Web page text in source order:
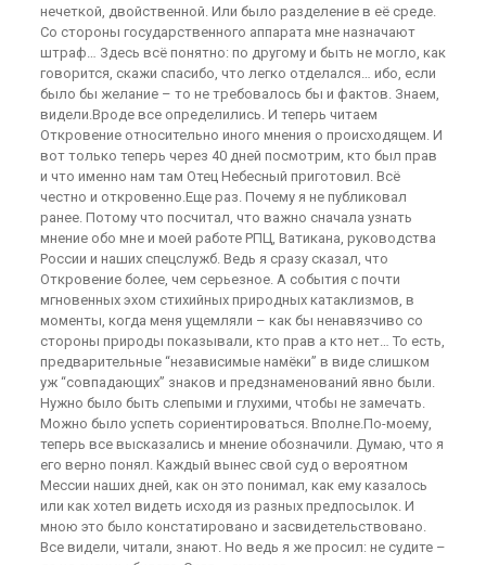
нечеткой, двойственной. Или было разделение в её среде.
Со стороны государственного аппарата мне назначают
штраф… Здесь всё понятно: по другому и быть не могло, как
говорится, скажи спасибо, что легко отделался… ибо, если
было бы желание – то не требовалось бы и фактов. Знаем,
видели.Вроде все определились. И теперь читаем
Откровение относительно иного мнения о происходящем. И
вот только теперь через 40 дней посмотрим, кто был прав
и что именно нам там Отец Небесный приготовил. Всё
честно и откровенно.Еще раз. Почему я не публиковал
ранее. Потому что посчитал, что важно сначала узнать
мнение обо мне и моей работе РПЦ, Ватикана, руководства
России и наших спецслужб. Ведь я сразу сказал, что
Откровение более, чем серьезное. А события с почти
мгновенных эхом стихийных природных катаклизмов, в
моменты, когда меня ущемляли – как бы ненавязчиво со
стороны природы показывали, кто прав а кто нет… То есть,
предварительные “независимые намёки” в виде слишком
уж “совпадающих” знаков и предзнаменований явно были.
Нужно было быть слепыми и глухими, чтобы не замечать.
Можно было успеть сориентироваться. Вполне.По-моему,
теперь все высказались и мнение обозначили. Думаю, что я
его верно понял. Каждый вынес свой суд о вероятном
Мессии наших дней, как он это понимал, как ему казалось
или как хотел видеть исходя из разных предпосылок. И
мною это было констатировано и засвидетельствовано.
Все видели, читали, знают. Но ведь я же просил: не судите –